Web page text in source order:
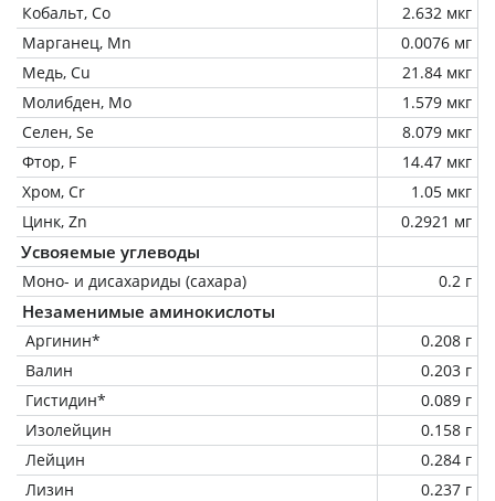
Кобальт, Co
2.632 мкг
Марганец, Mn
0.0076 мг
Медь, Cu
21.84 мкг
Молибден, Mo
1.579 мкг
Селен, Se
8.079 мкг
Фтор, F
14.47 мкг
Хром, Cr
1.05 мкг
Цинк, Zn
0.2921 мг
Усвояемые углеводы
Моно- и дисахариды (сахара) 0.2 г
Незаменимые аминокислоты
Аргинин*
0.208 г
Валин
0.203 г
Гистидин*
0.089 г
Изолейцин
0.158 г
Лейцин
0.284 г
Лизин
0.237 г